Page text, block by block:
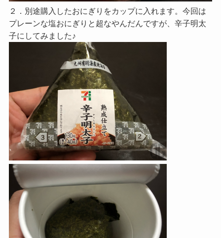
２．別途購入したおにぎりをカップに入れます。今回は
プレーンな塩おにぎりと超なやんだんですが、辛子明太
子にしてみました♪